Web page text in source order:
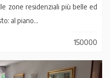
zone residenziali più belle ed
al piano...
150000